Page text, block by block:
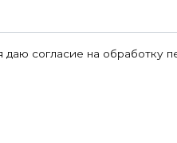
согласие на обработку